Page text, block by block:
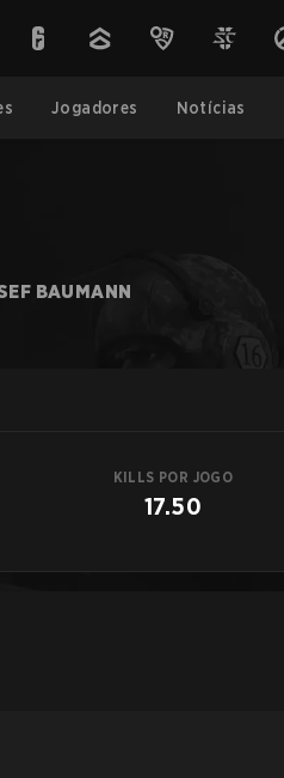
Jogadores Notícias
BAUMANN
KILLS POR JOGO
17.50